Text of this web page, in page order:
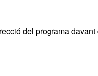
del programa